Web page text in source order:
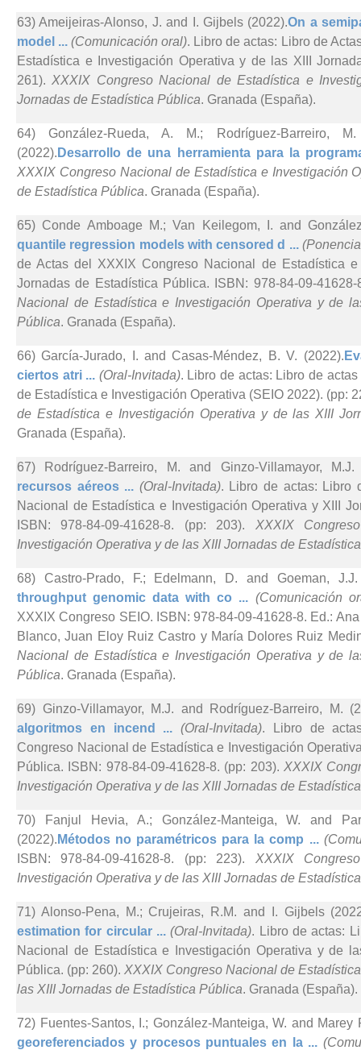
63) Ameijeiras-Alonso, J. and I. Gijbels (2022).On a
model ...(Comunicación oral). Libro de actas: Libro de
Estadística e Investigación Operativa y de las XIII
261). XXXIX Congreso Nacional de Estadística e
Jornadas de Estadística Pública. Granada (España).
64) González-Rueda, A. M.; Rodríguez-Barreiro,
(2022). Desarrollo de una herramienta para la
XXXIX Congreso Nacional de Estadística e Investigación
de Estadística Pública. Granada (España).
65) Conde Amboage M.; Van Keilegom, I. and
quantile regression models with censored d ...
de Actas del XXXIX Congreso Nacional de Estadística
Jornadas de Estadística Pública. ISBN: 978-84-09-
Nacional de Estadística e Investigación Operativa y de
Pública. Granada (España).
66) García-Jurado, I. and Casas-Méndez, B. V. (2022).
ciertos atri ... (Oral-Invitada). Libro de actas: Libro de
de Estadística e Investigación Operativa (SEIO 2022). (pp:
de Estadística e Investigación Operativa y de las XIII
Granada (España).
67) Rodríguez-Barreiro, M. and Ginzo-Villamayor, M.J.
recursos aéreos ... (Oral-Invitada). Libro de actas: Libro
Nacional de Estadística e Investigación Operativa y XIII
ISBN: 978-84-09-41628-8. (pp: 203). XXXIX
Investigación Operativa y de las XIII Jornadas de
68) Castro-Prado, F.; Edelmann, D. and Goeman, J.J.
throughput genomic data with co ... (Comunicación
XXXIX Congreso SEIO. ISBN: 978-84-09-41628-8. Ed.:
Blanco, Juan Eloy Ruiz Castro y María Dolores Ruiz
Nacional de Estadística e Investigación Operativa y de
Pública. Granada (España).
69) Ginzo-Villamayor, M.J. and Rodríguez-Barreiro, M.
algoritmos en incend ... (Oral-Invitada). Libro de
Congreso Nacional de Estadística e Investigación
Pública. ISBN: 978-84-09-41628-8. (pp: 203). XXXIX
Investigación Operativa y de las XIII Jornadas de
70) Fanjul Hevia, A.; González-Manteiga, W. and
(2022). Métodos no paramétricos para la comp ...
ISBN: 978-84-09-41628-8. (pp: 223). XXXIX
Investigación Operativa y de las XIII Jornadas de
71) Alonso-Pena, M.; Crujeiras, R.M. and I. Gijbels
estimation for circular ...(Oral-Invitada). Libro de actas:
Nacional de Estadística e Investigación Operativa y de
Pública. (pp: 260). XXXIX Congreso Nacional de
las XIII Jornadas de Estadística Pública. Granada (España).
72) Fuentes-Santos, I.; González-Manteiga, W. and Marey
georeferenciados y procesos puntuales en la ...